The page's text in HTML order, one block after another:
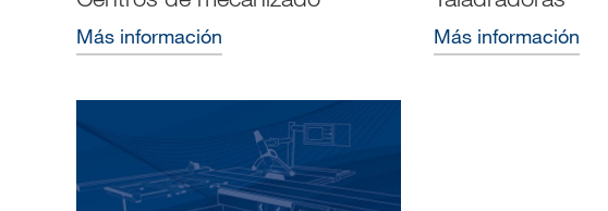
Más información Más información